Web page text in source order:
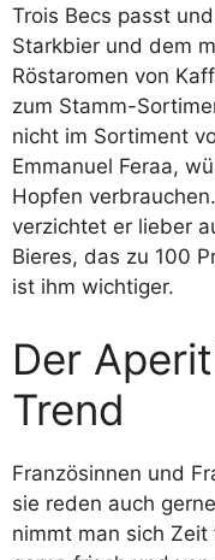
Trois Becs passt
Starkbier und dem
Röstaromen von
zum Stamm-
nicht im Sortiment
Emmanuel Feraa,
Hopfen
verzichtet er lieber
Bieres, das zu 100
ist ihm wichtiger.
Der
Trend
Französinnen und
sie reden auch
nimmt man sich